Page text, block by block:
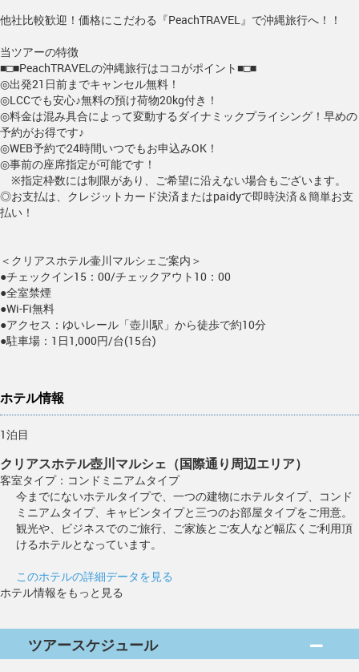
他社比較歓迎！価格にこだわる『PeachTRAVEL』で沖縄旅行へ！！
当ツアーの特徴
■□■PeachTRAVELの沖縄旅行はココがポイント■□■
◎出発21日前までキャンセル無料！
◎LCCでも安心♪無料の預け荷物20kg付き！
◎料金は混み具合によって変動するダイナミックプライシング！早めの
予約がお得です♪
◎WEB予約で24時間いつでもお申込みOK！
◎事前の座席指定が可能です！
※指定枠数には制限があり、ご希望に沿えない場合もございます。
◎お支払は、クレジットカード決済またはpaidyで即時決済＆簡単お支
払い！
＜クリアスホテル壷川マルシェご案内＞
●チェックイン15：00/チェックアウト10：00
●全室禁煙
●Wi-Fi無料
●アクセス：ゆいレール「壺川駅」から徒歩で約10分
●駐車場：1日1,000円/台(15台)
ホテル情報
1泊目
クリアスホテル壺川マルシェ（国際通り周辺エリア）
客室タイプ：コンドミニアムタイプ
今までにないホテルタイプで、一つの建物にホテルタイプ、コンド
ミニアムタイプ、キャビンタイプと三つのお部屋タイプをご用意。
観光や、ビジネスでのご旅行、ご家族とご友人など幅広くご利用頂
けるホテルとなっています。
このホテルの詳細データを見る
ホテル情報をもっと見る
ツアースケジュール